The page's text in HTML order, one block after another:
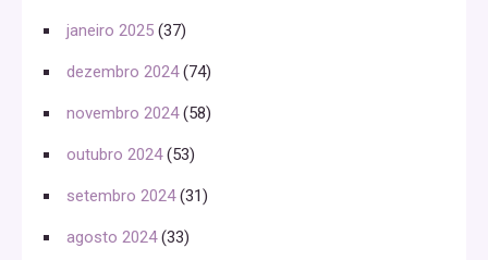
janeiro 2025 (37)
dezembro 2024(74)
novembro 2024(58)
outubro 2024(53)
setembro 2024(31)
agosto 2024(33)